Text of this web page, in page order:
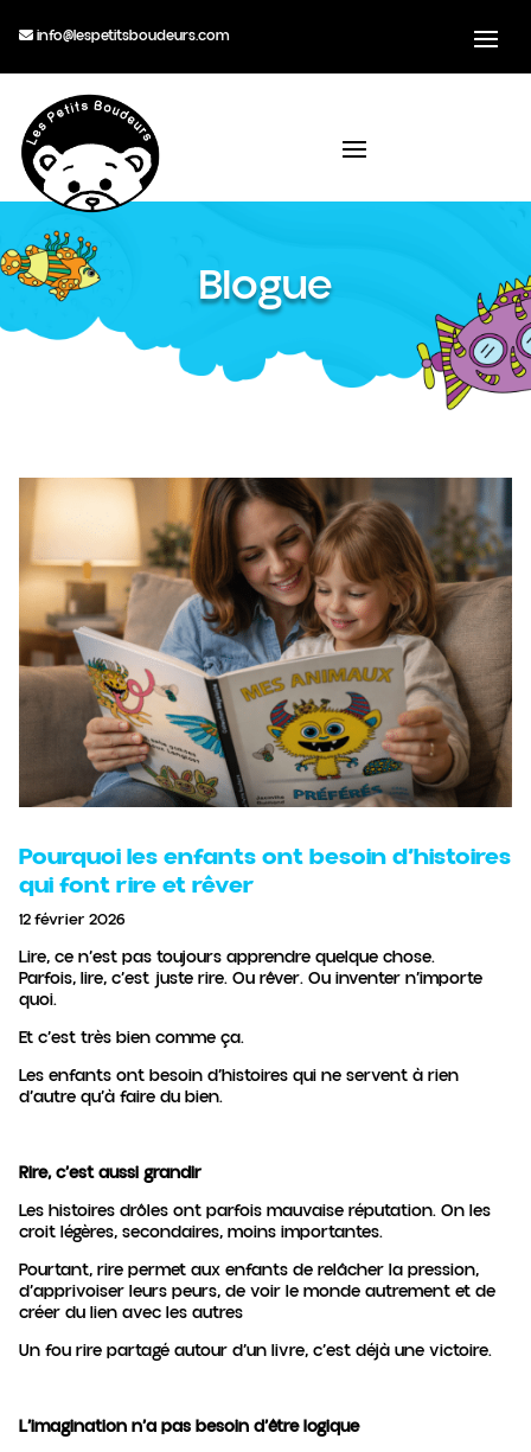
info@lespetitsboudeurs.com
Blogue
Pourquoi les enfants ont besoin d’histoires
qui font rire et rêver
12 février 2026
Lire, ce n’est pas toujours apprendre quelque chose.
Parfois, lire, c’est juste rire. Ou rêver. Ou inventer n’importe
quoi.
Et c’est très bien comme ça.
Les enfants ont besoin d’histoires qui ne servent à rien
d’autre qu’à faire du bien.
Rire, c’est aussi grandir
Les histoires drôles ont parfois mauvaise réputation. On les
croit légères, secondaires, moins importantes.
Pourtant, rire permet aux enfants de relâcher la pression,
d’apprivoiser leurs peurs, de voir le monde autrement et de
créer du lien avec les autres
Un fou rire partagé autour d’un livre, c’est déjà une victoire.
L’imagination n’a pas besoin d’être logique